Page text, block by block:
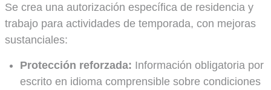
Se crea una autorización específica de residencia y
trabajo para actividades de temporada, con mejoras
sustanciales:
Protección reforzada: Información obligatoria por
escrito en idioma comprensible sobre condiciones